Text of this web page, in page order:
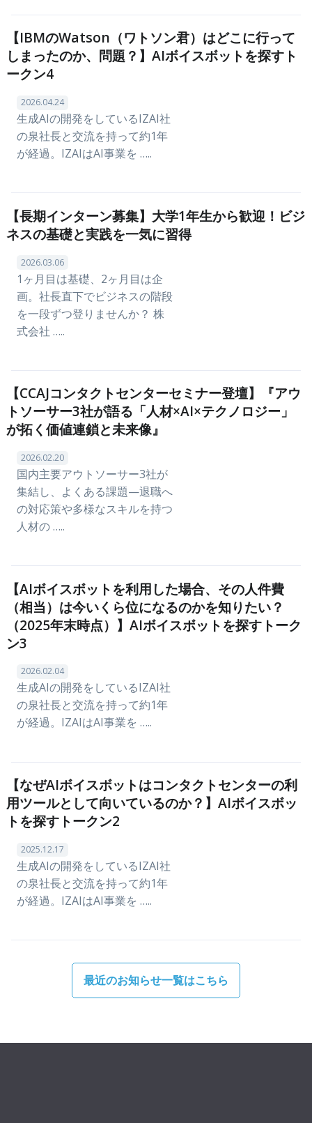
【IBMのWatson（ワトソン君）はどこに行って
しまったのか、問題？】AIボイスボットを探すト
ークン4
2026.04.24
生成AIの開発をしているIZAI社
の泉社長と交流を持って約1年
が経過。IZAIはAI事業を …..
【長期インターン募集】大学1年生から歓迎！ビジ
ネスの基礎と実践を一気に習得
2026.03.06
1ヶ月目は基礎、2ヶ月目は企
画。社長直下でビジネスの階段
を一段ずつ登りませんか？ 株
式会社 …..
【CCAJコンタクトセンターセミナー登壇】『アウ
トソーサー3社が語る「人材×AI×テクノロジー」
が拓く価値連鎖と未来像』
2026.02.20
国内主要アウトソーサー3社が
集結し、よくある課題—退職へ
の対応策や多様なスキルを持つ
人材の …..
【AIボイスボットを利用した場合、その人件費
（相当）は今いくら位になるのかを知りたい？
（2025年末時点）】AIボイスボットを探すトーク
ン3
2026.02.04
生成AIの開発をしているIZAI社
の泉社長と交流を持って約1年
が経過。IZAIはAI事業を …..
【なぜAIボイスボットはコンタクトセンターの利
用ツールとして向いているのか？】AIボイスボッ
トを探すトークン2
2025.12.17
生成AIの開発をしているIZAI社
の泉社長と交流を持って約1年
が経過。IZAIはAI事業を …..
最近のお知らせ一覧はこちら